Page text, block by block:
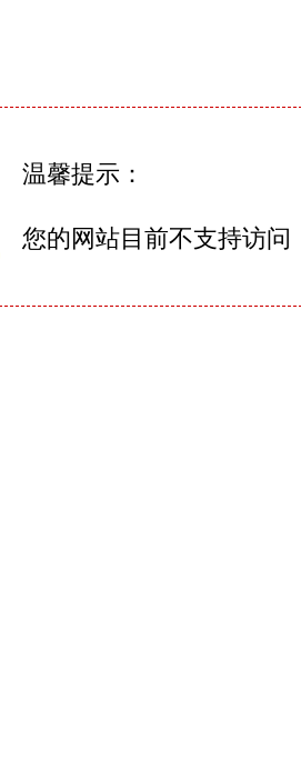
温馨提示：
您的网站目前不支持访